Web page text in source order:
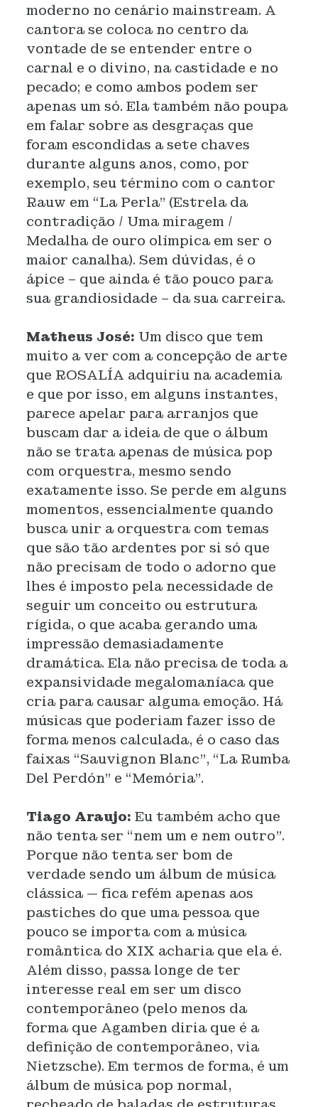
moderno no cenário mainstream. A
cantora se coloca no centro da
vontade de se entender entre o
carnal e o divino, na castidade e no
pecado; e como ambos podem ser
apenas um só. Ela também não poupa
em falar sobre as desgraças que
foram escondidas a sete chaves
durante alguns anos, como, por
exemplo, seu término com o cantor
Rauw em “La Perla” (Estrela da
contradição / Uma miragem /
Medalha de ouro olímpica em ser o
maior canalha). Sem dúvidas, é o
ápice – que ainda é tão pouco para
sua grandiosidade – da sua carreira.
Matheus José: Um disco que tem
muito a ver com a concepção de arte
que ROSALÍA adquiriu na academia
e que por isso, em alguns instantes,
parece apelar para arranjos que
buscam dar a ideia de que o álbum
não se trata apenas de música pop
com orquestra, mesmo sendo
exatamente isso. Se perde em alguns
momentos, essencialmente quando
busca unir a orquestra com temas
que são tão ardentes por si só que
não precisam de todo o adorno que
lhes é imposto pela necessidade de
seguir um conceito ou estrutura
rígida, o que acaba gerando uma
impressão demasiadamente
dramática. Ela não precisa de toda a
expansividade megalomaníaca que
cria para causar alguma emoção. Há
músicas que poderiam fazer isso de
forma menos calculada, é o caso das
faixas “Sauvignon Blanc”, “La Rumba
Del Perdón” e “Memória”.
Tiago Araujo: Eu também acho que
não tenta ser “nem um e nem outro”.
Porque não tenta ser bom de
verdade sendo um álbum de música
clássica — fica refém apenas aos
pastiches do que uma pessoa que
pouco se importa com a música
romântica do XIX acharia que ela é.
Além disso, passa longe de ter
interesse real em ser um disco
contemporâneo (pelo menos da
forma que Agamben diria que é a
definição de contemporâneo, via
Nietzsche). Em termos de forma, é um
álbum de música pop normal,